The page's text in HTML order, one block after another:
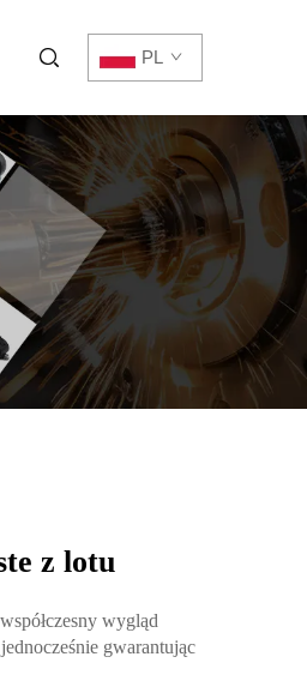
PL
z lotu
wygląd
gwarantując